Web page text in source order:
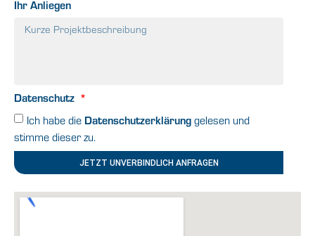
Ihr Anliegen
Datenschutz
Ich habe die Datenschutzerklärunggelesen und
stimme dieser zu.
JETZT UNVERBINDLICH ANFRAGEN